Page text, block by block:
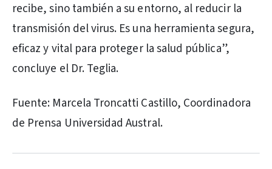
recibe, sino también a su entorno, al reducir la
transmisión del virus. Es una herramienta segura,
eficaz y vital para proteger la salud pública”,
concluye el Dr. Teglia.
Fuente: Marcela Troncatti Castillo, Coordinadora
de Prensa Universidad Austral.